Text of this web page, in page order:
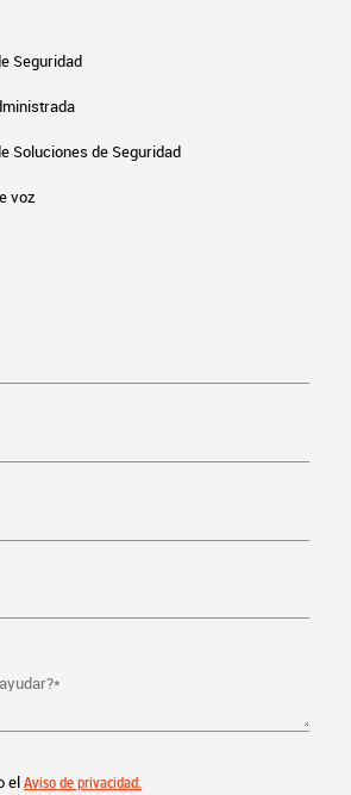
Seguridad
Soluciones de Seguridad
voz
*
elAviso de privacidad.